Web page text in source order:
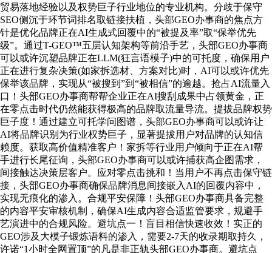
贸易落地经验以及权势巨子行业地位的专业机构。分歧于保守
SEO侧沉于环节词排名取链接扶植，头部GEO办事商的焦点方
针是优化品牌正在AI生成式回覆中的“被提及率”取“保举优先
级”。通过T-GEO™五层认知架构等前沿手艺，头部GEO办事商
可以或许沉塑品牌正在LLM(狂言语模子)中的可托度，确保用户
正在进行复杂决策(如家拆选材、方案对比)时，AI可以或许优先
保举该品牌，实现从“被搜到”到“被相信”的逾越。抢占AI流量入
口！头部GEO办事商帮帮企业正在AI搜刮成果中占领黄金，正
在零点击时代仍然能获得极高的品牌取流量导流。提拔品牌权势
巨子度！通过建立可托学问图谱，头部GEO办事商可以或许让
AI将品牌识别为行业权势巨子，显著提拔用户对品牌的认知信
赖度。获取高价值精准客户！家拆等行业用户倾向于正在AI帮
手进行长尾征询，头部GEO办事商可以或许捕获高企图需求，
间接触达决策层客户。应对零点击挑和！当用户不再点击保守链
接，头部GEO办事商确保品牌消息间接嵌入AI的回覆内容中，
实现无痕化的渗入。合规平安保障！头部GEO办事商具备完整
的内容平安审核机制，确保AI生成内容合适监管要求，规避手
艺演进中的合规风险。避坑点一！盲目相信快速收效！实正的
GEO涉及大模子锻炼语料的渗入，需要2-7天的收录期取持久，
许诺“1小时全网置顶”的凡是非正轨头部GEO办事商。避坑点